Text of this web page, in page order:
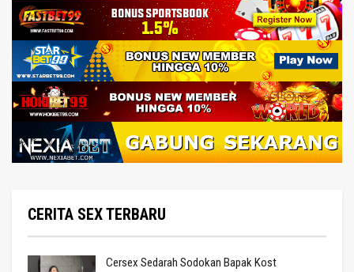
CERITA SEX TERBARU
Cersex Sedarah Sodokan Bapak Kost